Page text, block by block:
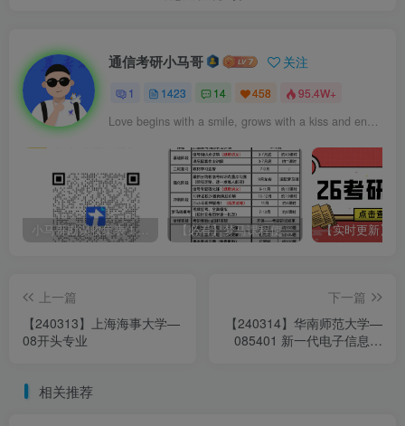
通信考研小马哥 关注
1 1423 14 458 95.4W+
Love begins with a smile, grows with a kiss and ends with a tear.
小马哥勘误收集表！感谢您的支持！ 【必看】梦马课程使用方法！
上一篇
【240313】上海海事大学—
08开头专业
下一篇
【240314】华南师范大学—
085401 新一代电子信息技
相关推荐